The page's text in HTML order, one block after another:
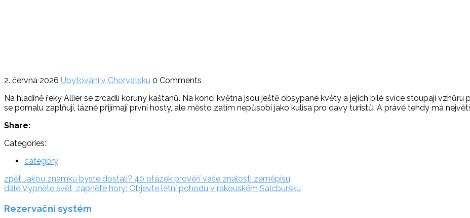
2. června 2026 Ubytování v Chorvatsku 0 Comments
Na hladině řeky Allier se zrcadlí koruny kaštanů. Na konci května jsou ještě obsypané květy a jejich bílé svíce stoupají
se pomalu zaplňují, lázně přijímají první hosty, ale město zatím nepůsobí jako kulisa pro davy turistů. A právě tehdy má
Share:
Categories:
category
Navigace
pro
příspěvek
zpět zpět:
Jakou známku byste dostali? 40 otázek prověří vaše znalosti zeměpisu
dále dále:
Vypněte svět, zapněte hory: Objevte letní pohodu v rakouském Salcbursku
Rezervační systém